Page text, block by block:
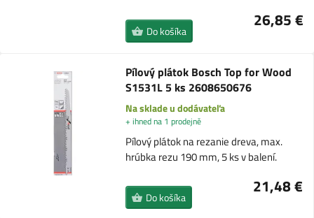
26,85 €
Do košíka
Pílový plátok Bosch Top for Wood
S1531L 5 ks 2608650676
Na sklade u dodávateľa
+ ihned na 1 prodejně
Pílový plátok na rezanie dreva, max.
hrúbka rezu 190 mm, 5 ks v balení.
21,48 €
Do košíka